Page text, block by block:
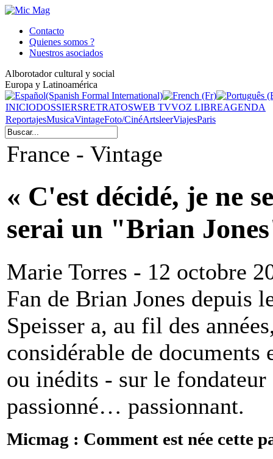
Contacto
Quienes somos ?
Nuestros asociados
Alborotador cultural y social
Europa y Latinoamérica
INICIODOSSIERSRETRATOSWEB TVVOZ LIBREAGENDA
ReportajesMusicaVintageFoto/CinéArtsleerViajesParis
France - Vintage
« C'est décidé, je ne
serai un "Brian
Marie Torres - 12 octobre
Fan de Brian Jones depuis
Speisser a, au fil des
considérable de documents
ou inédits - sur le fondateur
passionné… passionnant.
Micmag : Comment est née cette